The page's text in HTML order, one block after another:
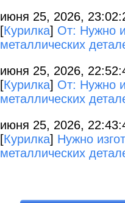
июня 25, 2026,
[Курилка] От: Нужно
металлических
июня 25, 2026,
[Курилка] От: Нужно
металлических
июня 25, 2026,
[Курилка] Нужно
металлических